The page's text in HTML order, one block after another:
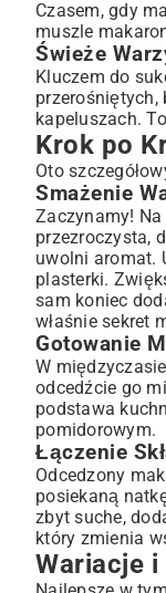
Czasem, gdy
muszle
Świeże
Kluczem do
przerośniętych,
kapeluszach.
Krok po
Oto
Smażenie
Zaczynamy!
przezroczysta,
uwolni aromat.
plasterki.
sam koniec
właśnie sekret
Gotowanie
W
odcedźcie go
podstawa
pomidorowym.
Łączenie
Odcedzony
posiekaną
zbyt suche,
który zmienia
Wariacje